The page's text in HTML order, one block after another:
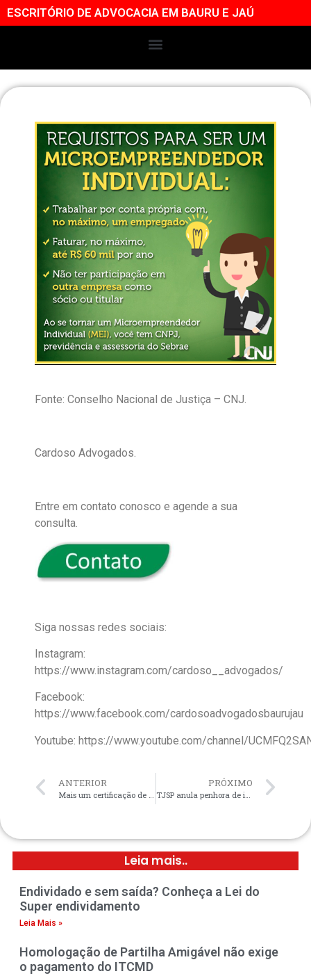
ESCRITÓRIO DE ADVOCACIA EM BAURU E JAÚ
Fonte: Conselho Nacional de Justiça – CNJ.
Cardoso Advogados.
Entre em contato conosco e agende a sua
consulta.
Siga nossas redes sociais:
Instagram:
https://www.instagram.com/cardoso__advogados/
Facebook:
https://www.facebook.com/cardosoadvogadosbaurujau
Youtube: https://www.youtube.com/channel/
ANTERIOR
Mais um certificação de participação em Congresso de um membro da nossa equipe.
PRÓXIMO
TJSP anula penhora de imóvel de fiador em locação comercial
Leia mais..
Endividado e sem saída? Conheça a Lei do
Super endividamento
Leia Mais »
Homologação de Partilha Amigável não exige
o pagamento do ITCMD